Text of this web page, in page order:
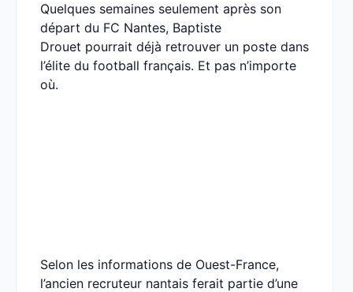
Quelques semaines seulement après son
départ du FC Nantes, Baptiste
Drouet pourrait déjà retrouver un poste dans
l’élite du football français. Et pas n’importe
où.
Selon les informations de Ouest-France,
l’ancien recruteur nantais ferait partie d’une